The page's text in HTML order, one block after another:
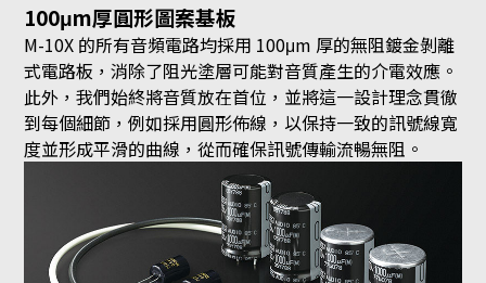
100μm厚圓形圖案基板
M-10X 的所有音頻電路均採用 100μm 厚的無阻鍍金剝離
式電路板，消除了阻光塗層可能對音質產生的介電效應。
此外，我們始終將音質放在首位，並將這一設計理念貫徹
到每個細節，例如採用圓形佈線，以保持一致的訊號線寬
度並形成平滑的曲線，從而確保訊號傳輸流暢無阻。